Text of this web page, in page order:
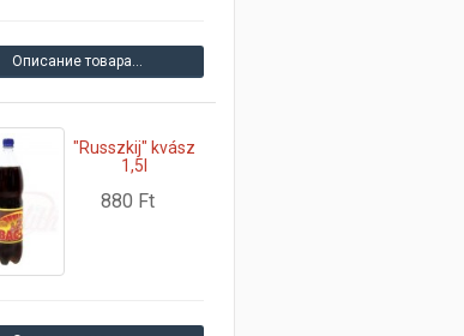
Описание товара…
"Russzkij" kvász
1,5l
880 Ft